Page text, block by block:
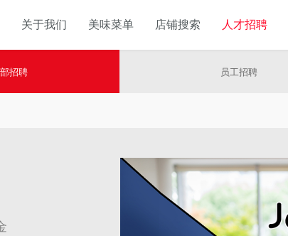
关于我们 美味菜单 店铺搜索 人才招聘
招聘 员工招聘